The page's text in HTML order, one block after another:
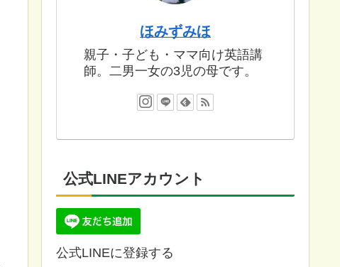
ほみずみほ
親子・子ども・ママ向け英語講
師。二男一女の3児の母です。
公式LINEアカウント
公式LINEに登録する